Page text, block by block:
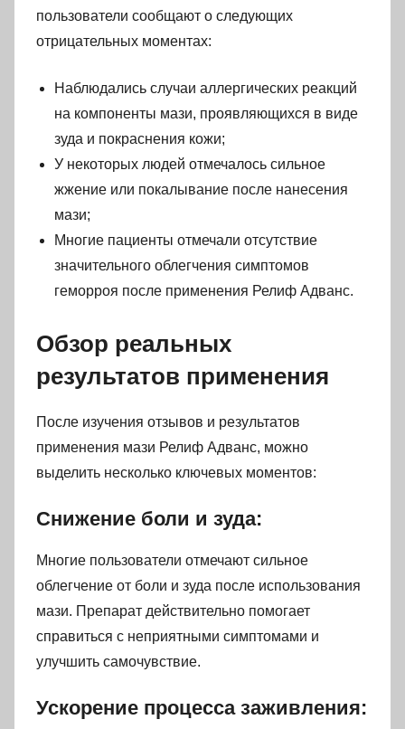
пользователи сообщают о следующих
отрицательных моментах:
Наблюдались случаи аллергических реакций
на компоненты мази, проявляющихся в виде
зуда и покраснения кожи;
У некоторых людей отмечалось сильное
жжение или покалывание после нанесения
мази;
Многие пациенты отмечали отсутствие
значительного облегчения симптомов
геморроя после применения Релиф Адванс.
Обзор реальных
результатов применения
После изучения отзывов и результатов
применения мази Релиф Адванс, можно
выделить несколько ключевых моментов:
Снижение боли и зуда:
Многие пользователи отмечают сильное
облегчение от боли и зуда после использования
мази. Препарат действительно помогает
справиться с неприятными симптомами и
улучшить самочувствие.
Ускорение процесса заживления: